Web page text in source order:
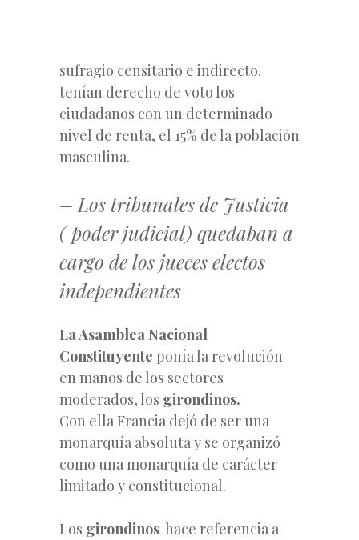
sufragio censitario e indirecto.
tenían derecho de voto los
ciudadanos con un determinado
nivel de renta, el 15% de la población
masculina.
– Los tribunales de Justicia
( poder judicial) quedaban a
cargo de los jueces electos
independientes
La Asamblea Nacional
Constituyente ponía la revolución
en manos de los sectores
moderados, los girondinos.
Con ella Francia dejó de ser una
monarquía absoluta y se organizó
como una monarquía de carácter
limitado y constitucional.
Los girondinos hace referencia a